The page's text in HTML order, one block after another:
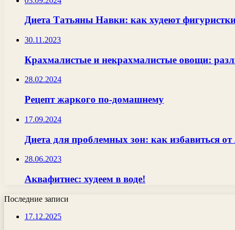
Диета Татьяны Навки: как худеют
30.11.2023
Крахмалистые и некрахмалистые овощи:
28.02.2024
Рецепт жаркого по-домашнему
17.09.2024
Диета для проблемных зон: как избавиться
28.06.2023
Аквафитнес: худеем в воде!
Последние записи
17.12.2025